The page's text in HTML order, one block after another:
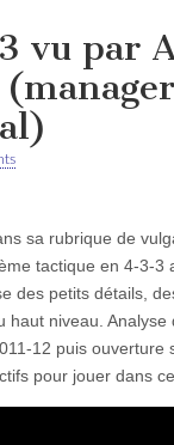
vu par
sa rubrique de
tactique en 4-3-3
des petits détails,
haut niveau. Analyse
12 puis ouverture
pour jouer dans